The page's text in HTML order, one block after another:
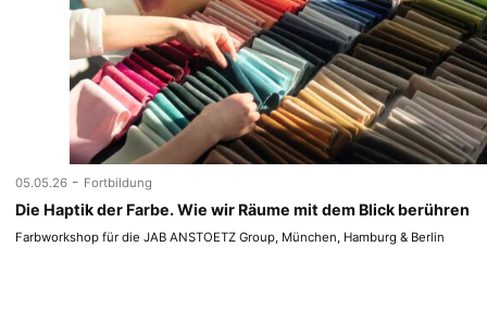
05.05.26 - Fortbildung
Die Haptik der Farbe. Wie wir Räume mit dem Blick berühren
Farbworkshop für die JAB ANSTOETZ Group, München, Hamburg & Berlin